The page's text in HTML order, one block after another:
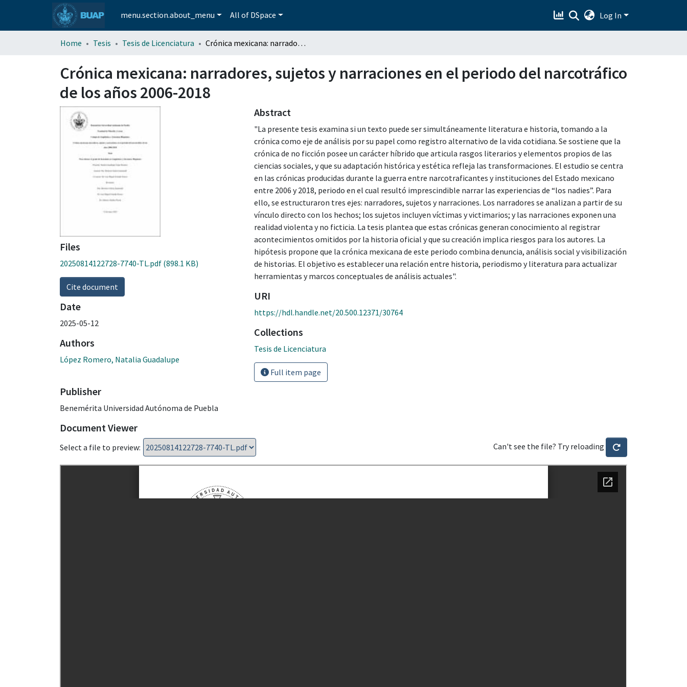
menu.section.about_menu All of DSpace Log In
Home Tesis Tesis de Licenciatura Crónica mexicana: narradores, sujetos y narraciones en el periodo del narcotráfico de los años 2006-2018
Crónica mexicana: narradores, sujetos y narraciones en el periodo del narcotráfico
de los años 2006-2018
Files
20250814122728-7740-TL.pdf (898.1 KB)
Cite document
Date
2025-05-12
Authors
López Romero, Natalia Guadalupe
Publisher
Benemérita Universidad Autónoma de Puebla
Abstract
"La presente tesis examina si un texto puede ser simultáneamente literatura e historia, tomando a la
crónica como eje de análisis por su papel como registro alternativo de la vida cotidiana. Se sostiene que la
crónica de no ficción posee un carácter híbrido que articula rasgos literarios y elementos propios de las
ciencias sociales, y que su adaptación histórica y estética refleja las transformaciones. El estudio se centra
en las crónicas producidas durante la guerra entre narcotraficantes y instituciones del Estado mexicano
entre 2006 y 2018, periodo en el cual resultó imprescindible narrar las experiencias de “los nadies”. Para
ello, se estructuraron tres ejes: narradores, sujetos y narraciones. Los narradores se analizan a partir de su
vínculo directo con los hechos; los sujetos incluyen víctimas y victimarios; y las narraciones exponen una
realidad violenta y no ficticia. La tesis plantea que estas crónicas generan conocimiento al registrar
acontecimientos omitidos por la historia oficial y que su creación implica riesgos para los autores. La
hipótesis propone que la crónica mexicana de este periodo combina denuncia, análisis social y visibilización
de historias. El objetivo es establecer una relación entre historia, periodismo y literatura para actualizar
herramientas y marcos conceptuales de análisis actuales".
URI
https://hdl.handle.net/20.500.12371/30764
Collections
Tesis de Licenciatura
Full item page
Document Viewer
Select a file to preview: Can't see the file? Try reloading